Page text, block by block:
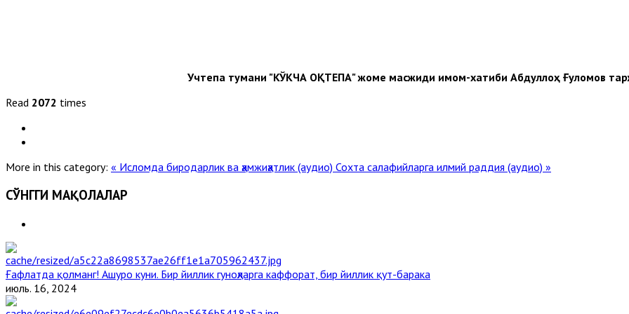
Учтепа тумани "КЎКЧА ОҚТЕПА" жоме масжиди имом-хатиби Абдуллоҳ Ғуломов
Read 2072 times
More in this category: « Исломда биродарлик ва ҳамжиҳатлик (аудио) Сохта салафийларга илмий раддия (аудио) »
СЎНГГИ МАҚОЛАЛАР
Ғафлатда қолманг! Ашуро куни. Бир йиллик гуноҳларга каффорат, бир йиллик қут-барака
июль. 16, 2024